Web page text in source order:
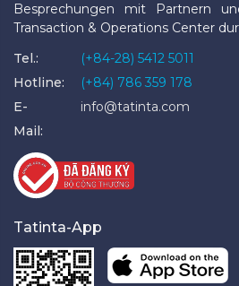
Besprechungen mit Partnern
Transaction & Operations Center
Tel.:
(+84-28) 5412 5011
Hotline:
(+84) 786 359 178
E-
Mail:
info@tatinta.com
Tatinta-App